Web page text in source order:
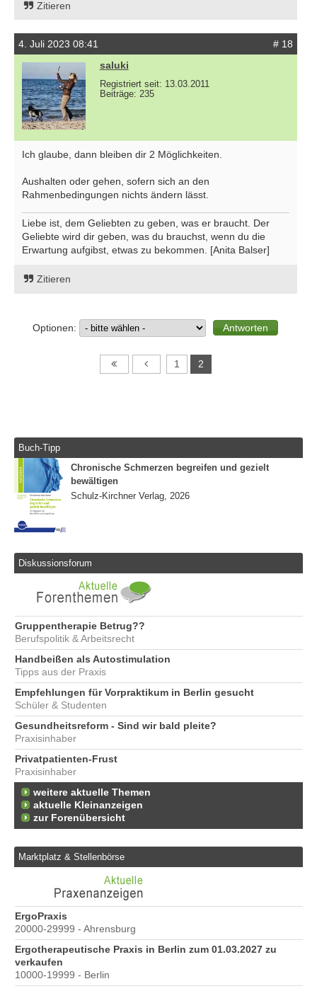
Zitieren
4. Juli 2023 08:41
# 18
saluki
Registriert seit: 13.03.2011
Beiträge: 235
Ich glaube, dann bleiben dir 2 Möglichkeiten.
Aushalten oder gehen, sofern sich an den
Rahmenbedingungen nichts ändern lässt.
Liebe ist, dem Geliebten zu geben, was er braucht. Der
Geliebte wird dir geben, was du brauchst, wenn du die
Erwartung aufgibst, etwas zu bekommen. [Anita Balser]
Zitieren
Optionen:
1 2
Buch-Tipp
Chronische Schmerzen begreifen und gezielt
bewältigen
Schulz-Kirchner Verlag, 2026
Diskussionsforum
Gruppentherapie Betrug??
Berufspolitik & Arbeitsrecht
Handbeißen als Autostimulation
Tipps aus der Praxis
Empfehlungen für Vorpraktikum in Berlin gesucht
Schüler & Studenten
Gesundheitsreform - Sind wir bald pleite?
Praxisinhaber
Privatpatienten-Frust
Praxisinhaber
weitere aktuelle Themen
aktuelle Kleinanzeigen
zur Forenübersicht
Marktplatz & Stellenbörse
ErgoPraxis
20000-29999 - Ahrensburg
Ergotherapeutische Praxis in Berlin zum 01.03.2027 zu
verkaufen
10000-19999 - Berlin